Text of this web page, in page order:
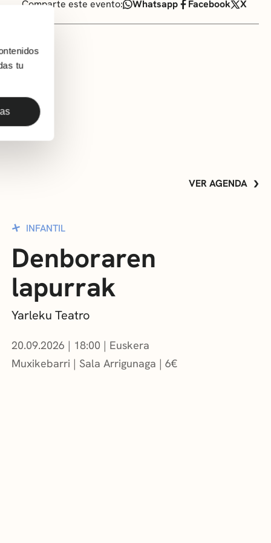
tu
Comparte este evento: Whatsapp Facebook X
VER AGENDA
INFANTIL
Denboraren
lapurrak
Yarleku Teatro
20.09.2026 | 18:00
Euskera
Muxikebarri | Sala Arrigunaga 6€